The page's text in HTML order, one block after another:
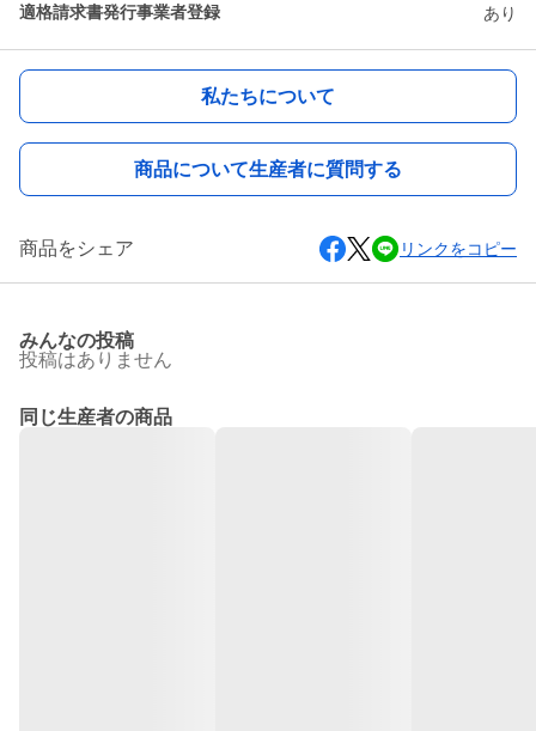
適格請求書発行事業者登録 あり
私たちについて
商品について生産者に質問する
商品をシェア リンクをコピー
みんなの投稿
投稿はありません
同じ生産者の商品